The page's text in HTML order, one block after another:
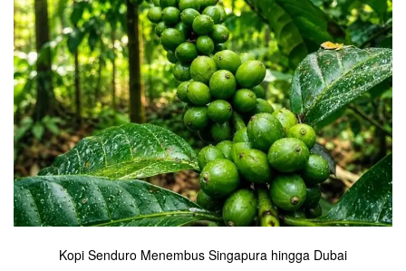
Kopi Senduro Menembus Singapura hingga Dubai